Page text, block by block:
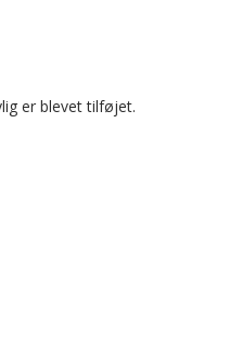
er blevet tilføjet.